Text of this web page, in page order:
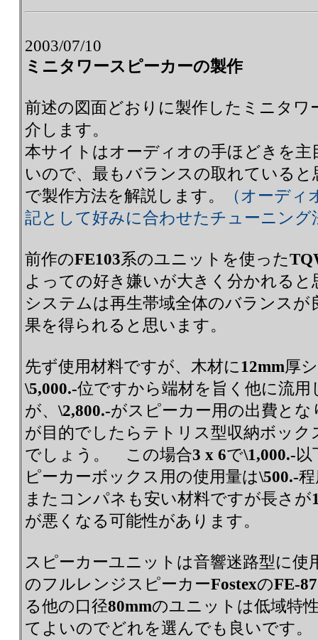
2003/07/10
ミニタワースピーカーの製作
前述の図面どおりに製作したミニタ
介します。
本サイトはオーディオの手ほどきを
いので、最もバランスの取れている
で製作方法を解説します。
（オーデ
記として好みに合わせたチューニン
前作のFE103系のユニットを使った
よっての好き嫌いが大きく分かれる
システムは再生帯域全体のバランスが
果を得られると思います。
先ず使用材料ですが、木材に12mm厚
\5,000.-位ですから端材を旨く他に流
が、 \2,800.-がスピーカー用の出費と
が目的でしたらテトリス型収納ボック
でしょう。 この場合3 x 6で\1,000.-以
ピーカーボックス用の使用量は\500.-
またコンパネも安い材料ですが長さが
が悪くなる可能性があります。
スピーカーユニットは音響迷路型に使
のフルレンジスピーカーFostexのFE-87
る他の口径80mmのユニットは低域特
てよいのでどれを選んでも良いです